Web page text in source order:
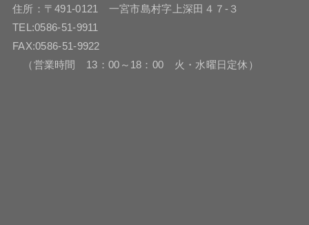
住所：〒491-0121 一宮市島村字上深田４７-３
TEL:0586-51-9911
FAX:0586-51-9922
（営業時間 13：00～18：00 火・水曜日定休）